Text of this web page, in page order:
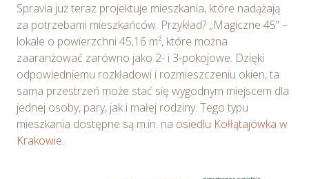
Spravia już teraz projektuje mieszkania, które nadążają
za potrzebami mieszkańców. Przykład? „Magiczne 45” –
lokale o powierzchni 45,16 m², które można
zaaranżować zarówno jako 2- i 3-pokojowe. Dzięki
odpowiedniemu rozkładowi i rozmieszczeniu okien, ta
sama przestrzeń może stać się wygodnym miejscem dla
jednej osoby, pary, jak i małej rodziny. Tego typu
mieszkania dostępne są m.in. na osiedlu Kołłątajówka w
Krakowie.